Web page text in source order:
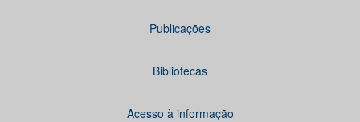
Publicações
Bibliotecas
Acesso à informação